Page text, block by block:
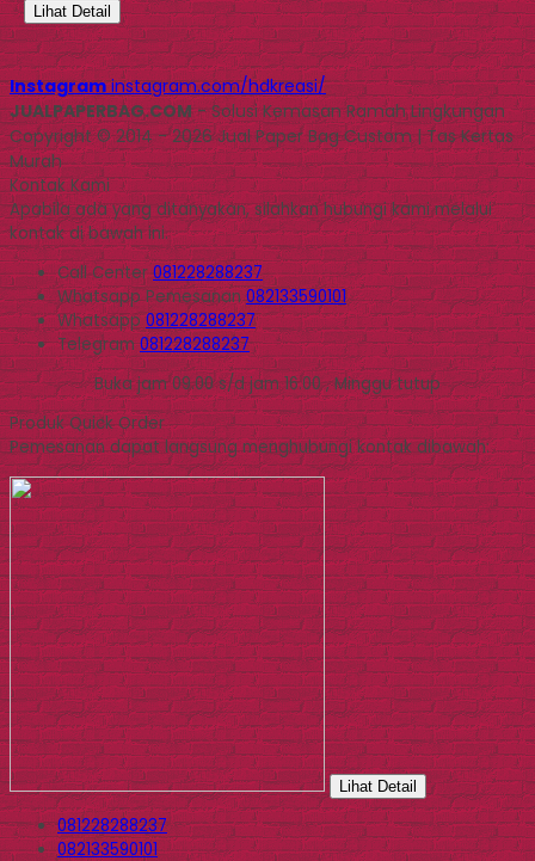
Lihat Detail
Instagram instagram.com/hdkreasi/
JUALPAPERBAG.COM- Solusi Kemasan Ramah Lingkungan
Copyright © 2014 - 2026 Jual Paper Bag Custom | Tas Kertas
Murah
Kontak Kami
Apabila ada yang ditanyakan, silahkan hubungi kami melalui
kontak di bawah ini.
Call Center081228288237
WhatsappPemesanan 082133590101
Whatsapp081228288237
Telegram081228288237
Buka jam 09.00 s/d jam 16.00 , Minggu tutup
Produk Quick Order
Pemesanan dapat langsung menghubungi kontak dibawah:
Lihat Detail
081228288237
082133590101